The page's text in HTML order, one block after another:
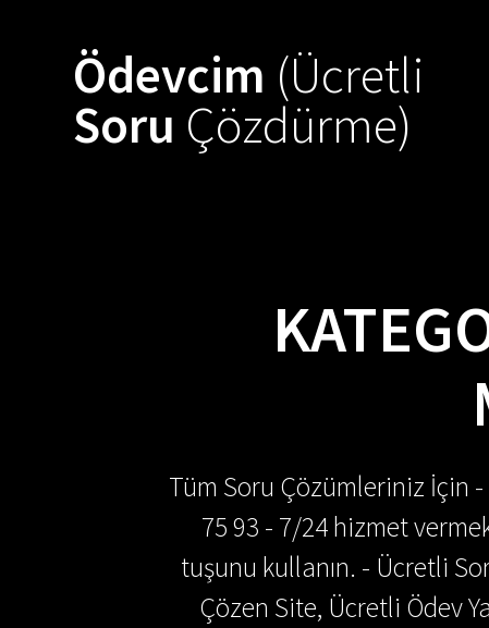
Ödevcim (Ücretli
Soru Çözdürme)
Tüm Soru Çözümleriniz İçin
75 93 - 7/24 hizmet
tuşunu kullanın. - Ücretli
Çözen Site, Ücretli Ödev